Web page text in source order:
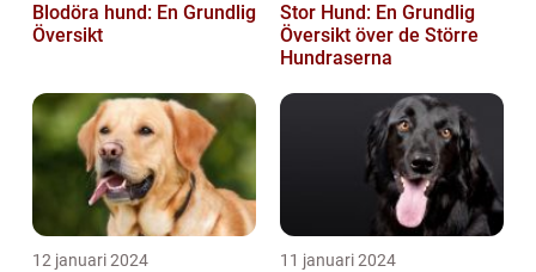
Blodöra hund: En Grundlig
Översikt
Stor Hund: En Grundlig
Översikt över de Större
Hundraserna
12 januari 2024 11 januari 2024